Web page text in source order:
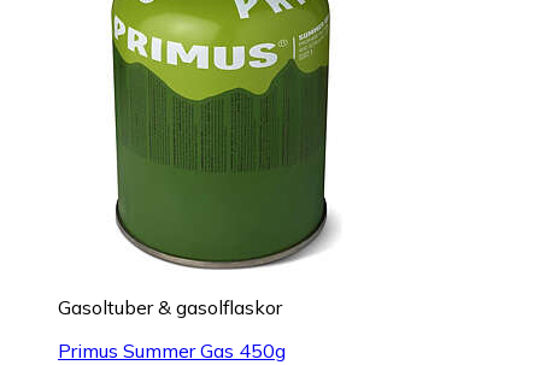
Gasoltuber & gasolflaskor
Primus Summer Gas 450g